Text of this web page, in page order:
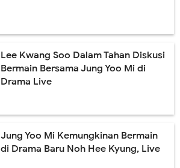
Lee Kwang Soo Dalam Tahan Diskusi
Bermain Bersama Jung Yoo Mi di
Drama Live
Jung Yoo Mi Kemungkinan Bermain
di Drama Baru Noh Hee Kyung, Live